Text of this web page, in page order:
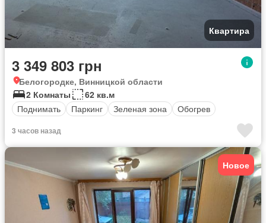
Квартира
3 349 803 грн
Белогородке, Винницкой области
2 Комнаты
62 кв.м
Поднимать
Паркинг Зеленая зона Обогрев
3 часов назад
Новое